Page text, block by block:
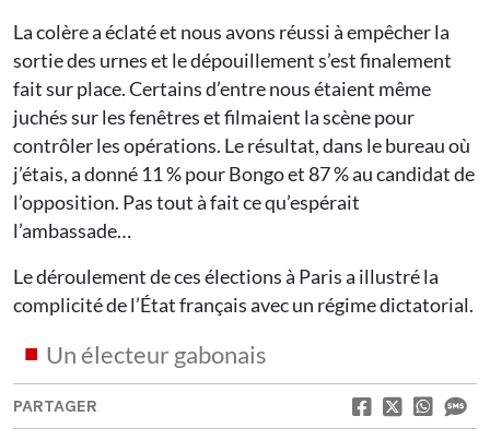
La colère a éclaté et nous avons réussi à empêcher la
sortie des urnes et le dépouillement s’est finalement
fait sur place. Certains d’entre nous étaient même
juchés sur les fenêtres et filmaient la scène pour
contrôler les opérations. Le résultat, dans le bureau où
j’étais, a donné 11 % pour Bongo et 87 % au candidat de
l’opposition. Pas tout à fait ce qu’espérait
l’ambassade…
Le déroulement de ces élections à Paris a illustré la
complicité de l’État français avec un régime dictatorial.
Un électeur gabonais
PARTAGER